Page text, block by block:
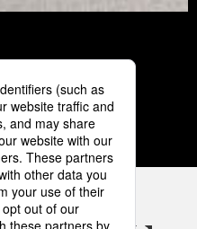
4 5
SNSアカウント